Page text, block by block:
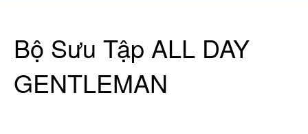
Bộ Sưu Tập ALL DAY
GENTLEMAN